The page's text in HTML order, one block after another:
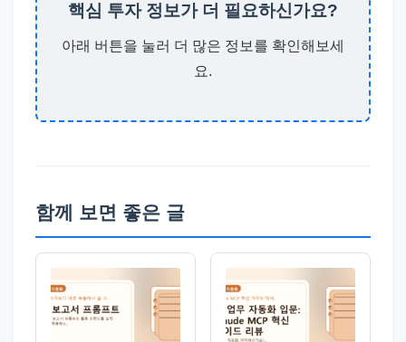
핵심 투자 정보가 더 필요하신가요?
아래 버튼을 눌러 더 많은 정보를 확인해보세
요.
함께 보면 좋은 글